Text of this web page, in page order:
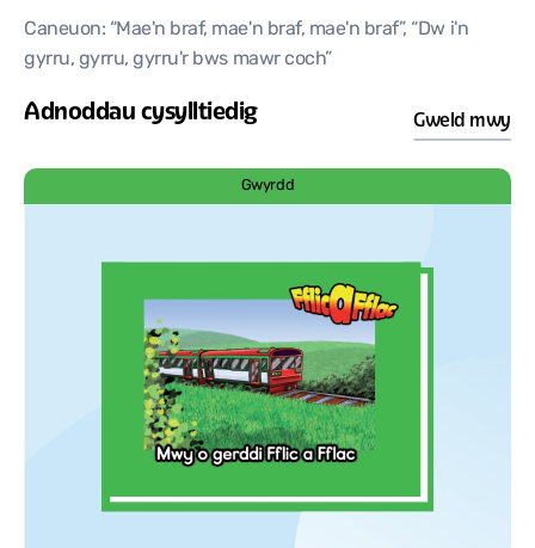
Caneuon: “Mae'n braf, mae'n braf, mae'n braf”, “Dw i'n
gyrru, gyrru, gyrru'r bws mawr coch”
Adnoddau cysylltiedig Gweld mwy
Gwyrdd